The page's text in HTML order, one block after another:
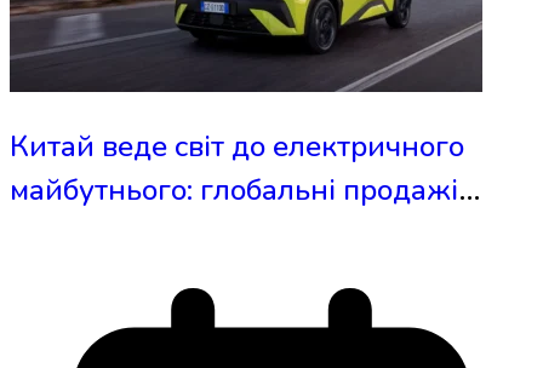
Китай веде світ до електричного
майбутнього: глобальні продажі